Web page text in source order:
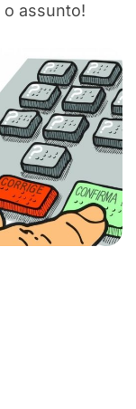
o assunto!